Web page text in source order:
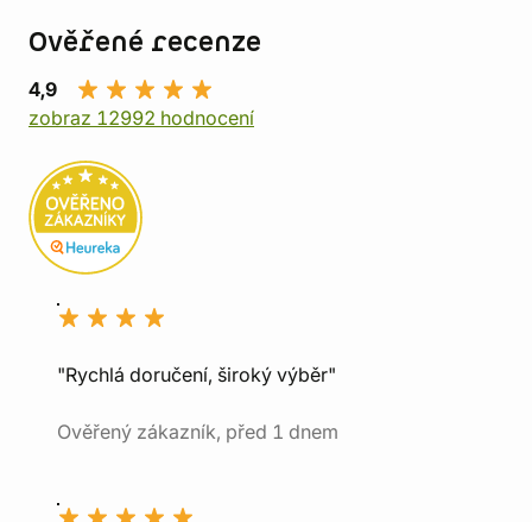
Ověřené recenze
4,9
zobraz 12992 hodnocení
"Rychlá doručení, široký výběr"
Ověřený zákazník, před 1 dnem